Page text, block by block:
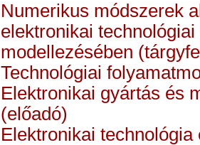
Numerikus módszerek
elektronikai
modellezésében
Technológiai
Elektronikai gyártás és
(előadó)
Elektronikai